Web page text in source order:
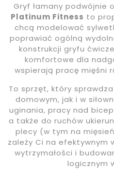
Gryf łamany podwójnie
Platinum Fitness to
chcą modelować
poprawiać ogólną
konstrukcji gryfu
komfortowe dla
wspierają pracę mięśni
To sprzęt, który
domowym, jak i w
uginania, pracy nad
a także do ruchów
plecy (w tym na
zależy Ci na efektywnym
wytrzymałości i
logicznym